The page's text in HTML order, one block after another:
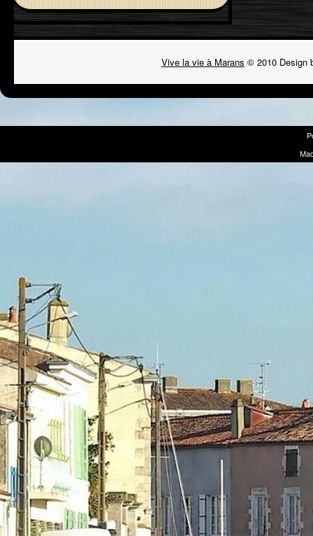
Vive la vie à Marans © 2010 Design